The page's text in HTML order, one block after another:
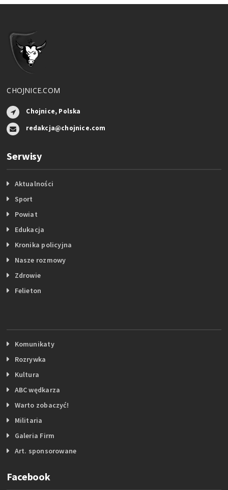
CHOJNICE.COM
Chojnice, Polska
redakcja@chojnice.com
Serwisy
Aktualności
Sport
Powiat
Edukacja
Kronika policyjna
Nasze rozmowy
Zdrowie
Felieton
Komunikaty
Rozrywka
Kultura
ABC wędkarza
Warto zobaczyć!
Militaria
Galeria Firm
Art. sponsorowane
Facebook